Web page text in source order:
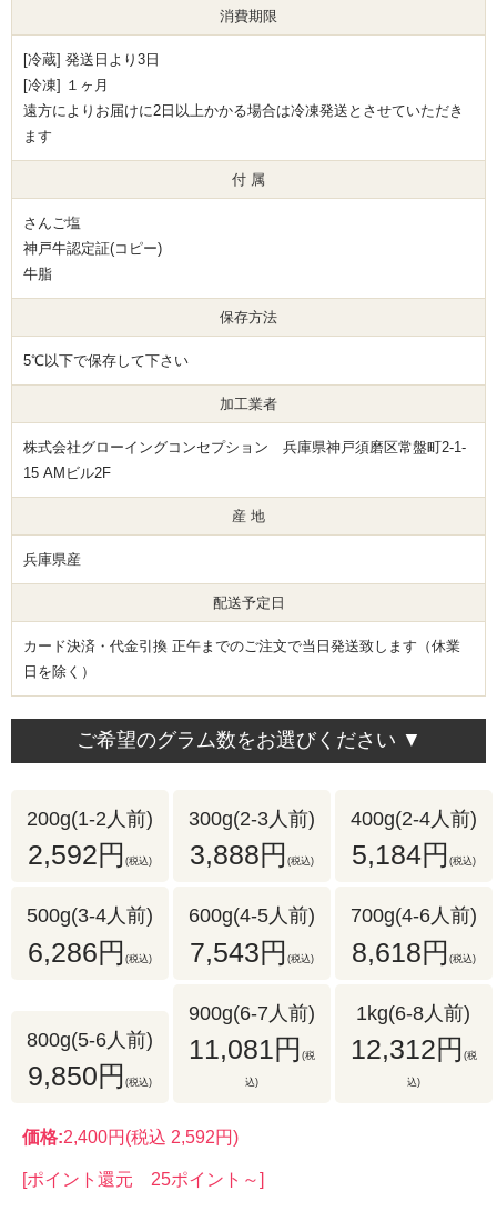
消費期限
[冷蔵] 発送日より3日
[冷凍] １ヶ月
遠方によりお届けに2日以上かかる場合は冷凍発送とさせていただき
ます
付 属
さんご塩
神戸牛認定証(コピー)
牛脂
保存方法
5℃以下で保存して下さい
加工業者
株式会社グローイングコンセプション 兵庫県神戸須磨区常盤町2-1-
15 AMビル2F
産 地
兵庫県産
配送予定日
カード決済・代金引換 正午までのご注文で当日発送致します（休業
日を除く）
ご希望のグラム数をお選びください ▼
200g(1-2人前)
2,592円 (税込)
300g(2-3人前)
3,888円 (税込)
400g(2-4人前)
5,184円 (税込)
500g(3-4人前)
6,286円 (税込)
600g(4-5人前)
7,543円 (税込)
700g(4-6人前)
8,618円 (税込)
800g(5-6人前)
9,850円 (税込)
900g(6-7人前)
11,081円 (税
込)
1kg(6-8人前)
12,312円 (税
込)
価格:2,400円 (税込 2,592円)
[ポイント還元 25ポイント～]